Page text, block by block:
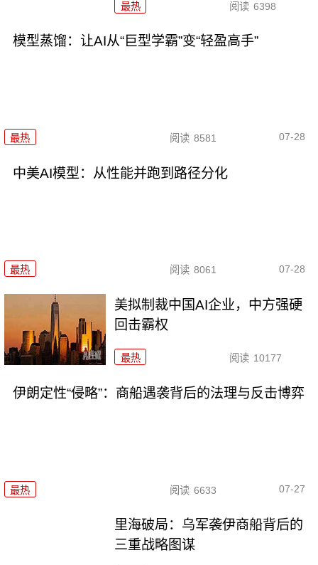
最热 阅读 6398
模型蒸馏：让AI从“巨型学霸”变“轻盈高手”
最热 阅读 8581 07-28
中美AI模型：从性能并跑到路径分化
最热 阅读 8061 07-28
美拟制裁中国AI企业，中方强硬
回击霸权
最热 阅读 10177
伊朗定性“侵略”：商船遇袭背后的法理与反击博弈
最热 阅读 6633 07-27
里海破局：乌军袭伊商船背后的
三重战略图谋